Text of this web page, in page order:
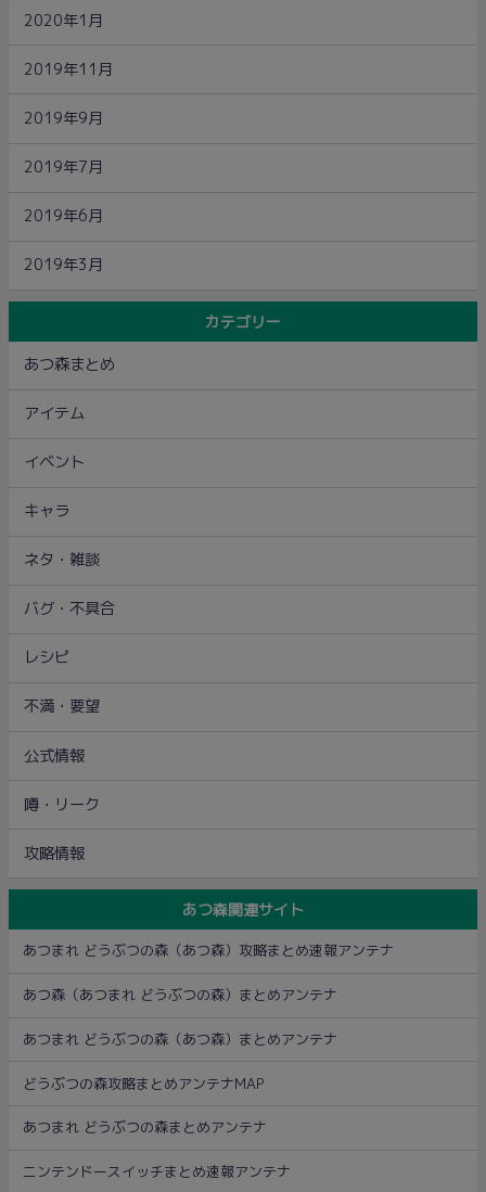
2020年1月
2019年11月
2019年9月
2019年7月
2019年6月
2019年3月
カテゴリー
あつ森まとめ
アイテム
イベント
キャラ
ネタ・雑談
バグ・不具合
レシピ
不満・要望
公式情報
噂・リーク
攻略情報
あつ森関連サイト
あつまれ どうぶつの森（あつ森）攻略まとめ速報アンテナ
あつ森（あつまれ どうぶつの森）まとめアンテナ
あつまれ どうぶつの森（あつ森）まとめアンテナ
どうぶつの森攻略まとめアンテナMAP
あつまれ どうぶつの森まとめアンテナ
ニンテンドースイッチまとめ速報アンテナ